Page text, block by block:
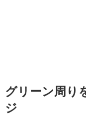
グリーン周り
ジ